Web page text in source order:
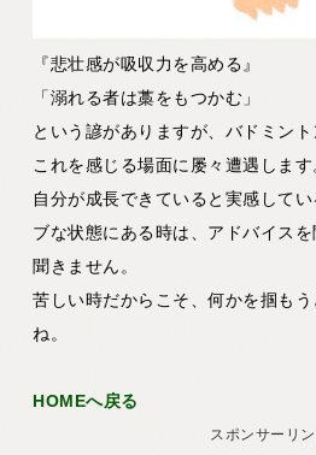
『悲壮感が吸収力を高める』
「溺れる者は藁をもつかむ」
という諺がありますが、バドミント
これを感じる場面に屡々遭遇します
自分が成長できていると実感して
ブな状態にある時は、アドバイス
聞きません。
苦しい時だからこそ、何かを掴も
ね。
HOMEへ戻る
スポンサーリ